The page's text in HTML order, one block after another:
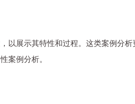
以展示其特性和过程。这类案例分
案例分析。